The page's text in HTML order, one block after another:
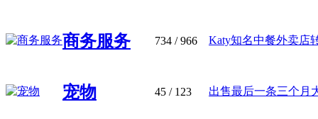
商务服务 734 / 966 Katy知名中餐外卖店
宠物 45 / 123 出售最后一条三个月